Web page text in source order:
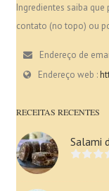
Ingredientes saiba
contato (no topo) ou
Endereço de
Endereço web :
RECEITAS RECENTES
Salami